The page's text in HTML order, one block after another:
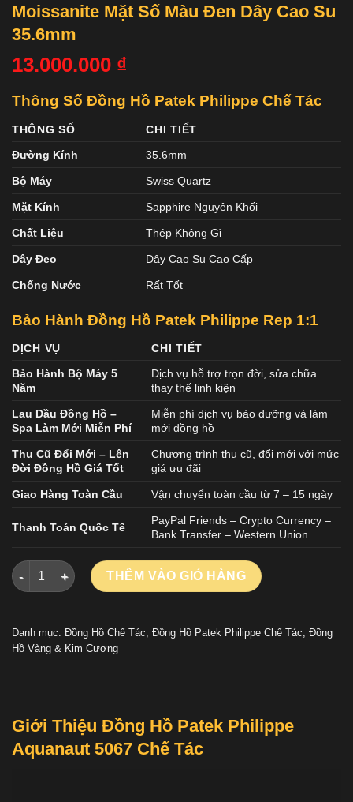
Moissanite Mặt Số Màu Đen Dây Cao Su
35.6mm
13.000.000 ₫
Thông Số Đồng Hồ Patek Philippe Chế Tác
THÔNG SỐ
CHI TIẾT
Đường Kính
35.6mm
Bộ Máy Swiss Quartz
Mặt Kính Sapphire Nguyên Khối
Chất Liệu Thép Không Gỉ
Dây Đeo Dây Cao Su Cao Cấp
Chống Nước Rất Tốt
Bảo Hành Đồng Hồ Patek Philippe Rep 1:1
DỊCH VỤ
CHI TIẾT
Bảo Hành Bộ Máy 5
Năm
Dịch vụ hỗ trợ trọn đời, sửa chữa
thay thế linh kiện
Lau Dầu Đồng Hồ –
Spa Làm Mới Miễn Phí
Miễn phí dịch vụ bảo dưỡng và làm
mới đồng hồ
Thu Cũ Đổi Mới – Lên
Đời Đồng Hồ Giá Tốt
Chương trình thu cũ, đổi mới với mức
giá ưu đãi
Giao Hàng Toàn Cầu Vận chuyển toàn cầu từ 7 – 15 ngày
Thanh Toán Quốc Tế
PayPal Friends – Crypto Currency –
Bank Transfer – Western Union
Đồng Hồ Patek Philippe Aquanaut 5067 Chế Tác Viền Đính
THÊM VÀO GIỎ HÀNG
Danh mục: Đồng Hồ Chế Tác, Đồng Hồ Patek Philippe Chế Tác, Đồng
Hồ Vàng & Kim Cương
Giới Thiệu Đồng Hồ Patek Philippe
Aquanaut 5067 Chế Tác